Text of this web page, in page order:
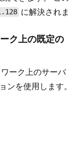
に解決されま
ク上の既定の
ーク上のサーバ
を使用します。